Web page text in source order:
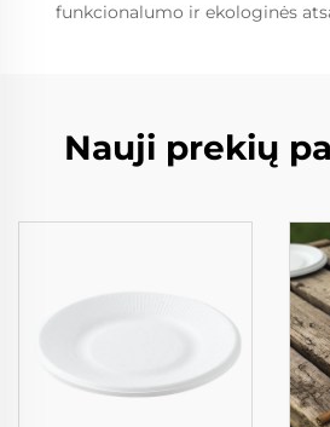
funkcionalumo ir ekologinės
Nauji prekių